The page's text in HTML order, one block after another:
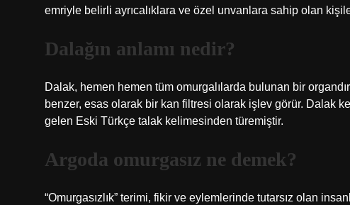
emriyle belirli ayrıcalıklara ve özel unvanlara sahip olan
Dalağın anlamı nedir?
Dalak, hemen hemen tüm omurgalılarda bulunan bir
benzer, esas olarak bir kan filtresi olarak işlev görür. Dalak
gelen Eski Türkçe talak kelimesinden türemiştir.
Argoda omurgasız ne demek?
“Omurgasızlık” terimi, fikir ve eylemlerinde tutarsız olan